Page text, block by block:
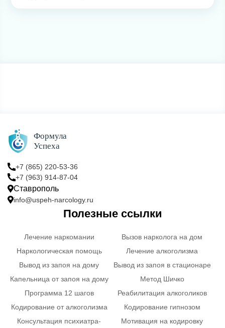
+7 (865) 220-53-36
+7 (963) 914-87-04
Ставрополь
info@uspeh-narcology.ru
Полезные ссылки
Лечение наркомании
Вызов нарколога на дом
Наркологическая помощь
Лечение алкоголизма
Вывод из запоя на дому
Вывод из запоя в стационаре
Капельница от запоя на дому
Метод Шичко
Программа 12 шагов
Реабилитация алкоголиков
Кодирование от алкоголизма
Кодирование гипнозом
Консультация психиатра-
Мотивация на кодировку